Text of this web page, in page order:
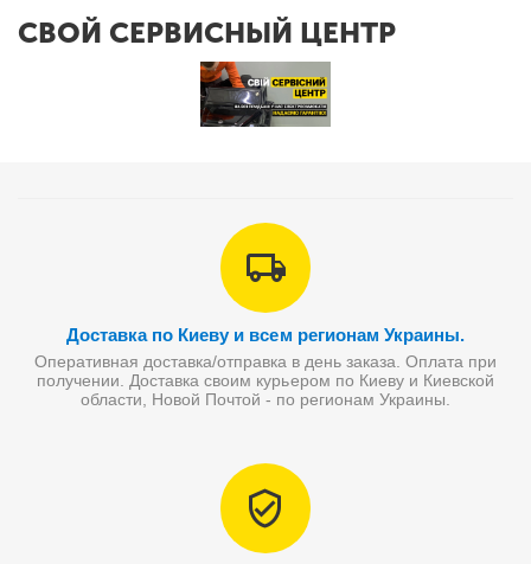
СВОЙ СЕРВИСНЫЙ ЦЕНТР
Доставка по Киеву и всем регионам Украины.
Оперативная доставка/отправка в день заказа. Оплата при
получении. Доставка своим курьером по Киеву и Киевской
области, Новой Почтой - по регионам Украины.